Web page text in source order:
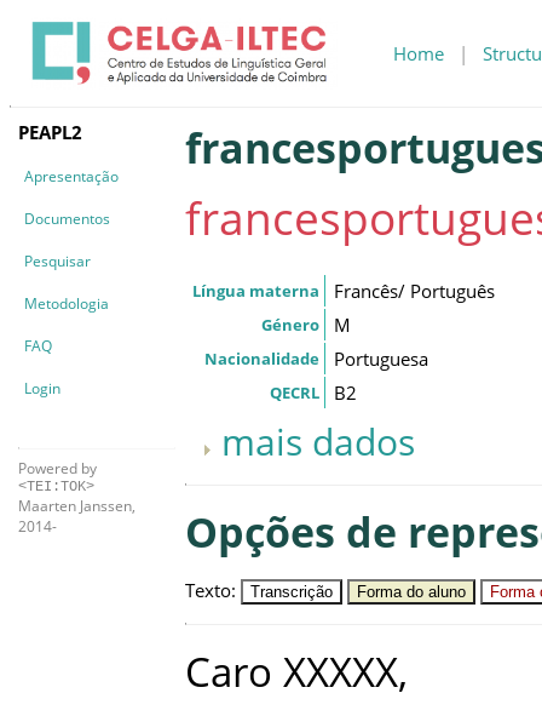
Home |
PEAPL2
Apresentação
Documentos
Pesquisar
Metodologia
FAQ
Login
Powered by
<TEI:TOK>
Maarten Janssen,
2014-
Língua materna Francês/ Português
Género M
Nacionalidade Portuguesa
QECRL B2
mais dados
Opções de
Texto: Transcrição Forma do aluno Forma
Caro XXXXX,